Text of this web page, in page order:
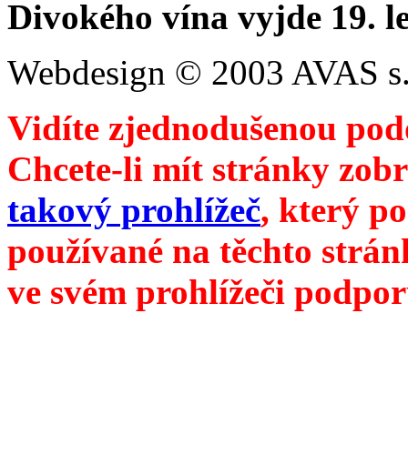
Divokého vína vyjde 19.
Webdesign © 2003 AVAS
Vidíte zjednodušenou
Chcete-li mít stránky
takový prohlížeč, který
používané na těchto
ve svém prohlížeči